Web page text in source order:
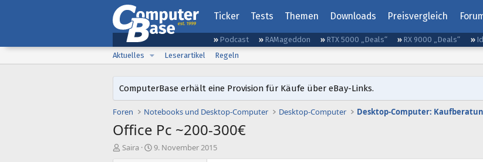
Ticker Tests Themen Downloads Preisvergleich
Podcast RAMageddon RTX 5000 „Deals“ RX 9000 „Deals“
Aktuelles
Leserartikel Regeln
ComputerBase erhält eine Provision für Käufe über eBay-Links.
Foren Notebooks und Desktop-Computer Desktop-Computer Desktop-Computer:
Office Pc ~200-300€
E
Saira
E
9. November 2015